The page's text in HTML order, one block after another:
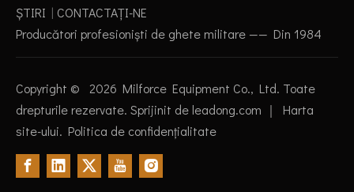
ŞTIRI | CONTACTAŢI-NE
Producători profesioniști de ghete militare —— Din 1984
Copyright © 2026 Milforce Equipment Co., Ltd. Toate
drepturile rezervate. Sprijinit de leadong.com ｜ Harta
site-ului. Politica de confidențialitate